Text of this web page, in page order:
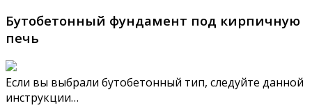
Бутобетонный фундамент под кирпичную
печь
Если вы выбрали бутобетонный тип, следуйте данной
инструкции…